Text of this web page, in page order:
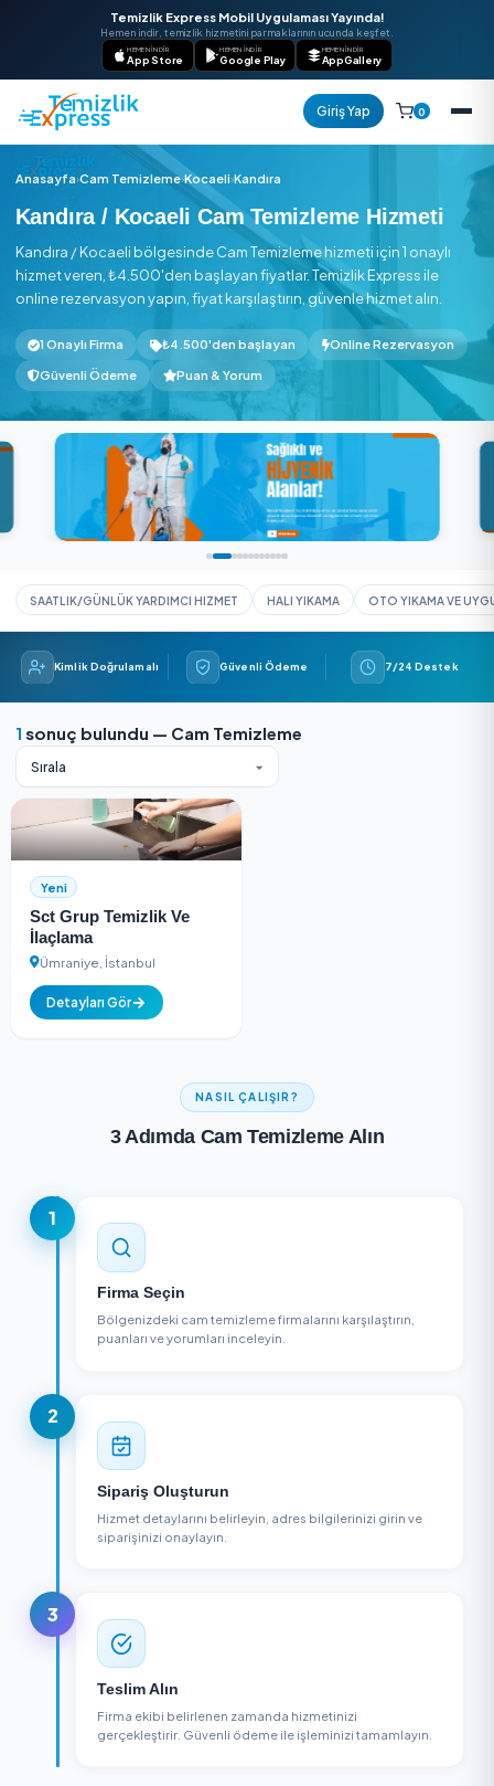
Temizlik Express Mobil Uygulaması Yayında!
Hemen indir, temizlik hizmetini parmaklarının ucunda keşfet.
HEMEN İNDIR
App Store
HEMEN İNDIR
Google Play
HEMEN İNDIR
AppGallery
Giriş Yap
Anasayfa›Cam Temizleme›Kocaeli›Kandıra
Kandıra / Kocaeli Cam Temizleme
Kandıra / Kocaeli bölgesinde Cam Temizleme hizmeti için 1
hizmet veren, ₺4.500'den başlayan fiyatlar. Temizlik
online rezervasyon yapın, fiyat karşılaştırın, güvenle hizmet
1 Onaylı Firma ₺4.500'den başlayan Online
Güvenli Ödeme Puan & Yorum
SAATLIK/GÜNLÜK YARDIMCI HIZMET HALI YIKAMA OTO
Kimlik Doğrulamalı Güvenli Ödeme
1sonuç bulundu — Cam Temizleme
Sct Grup Temizlik Ve
Ümraniye, İstanbul
3 Adımda Cam Temizleme Alın
1
Firma Seçin